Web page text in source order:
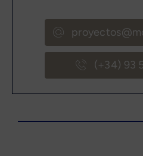
(+34) 93